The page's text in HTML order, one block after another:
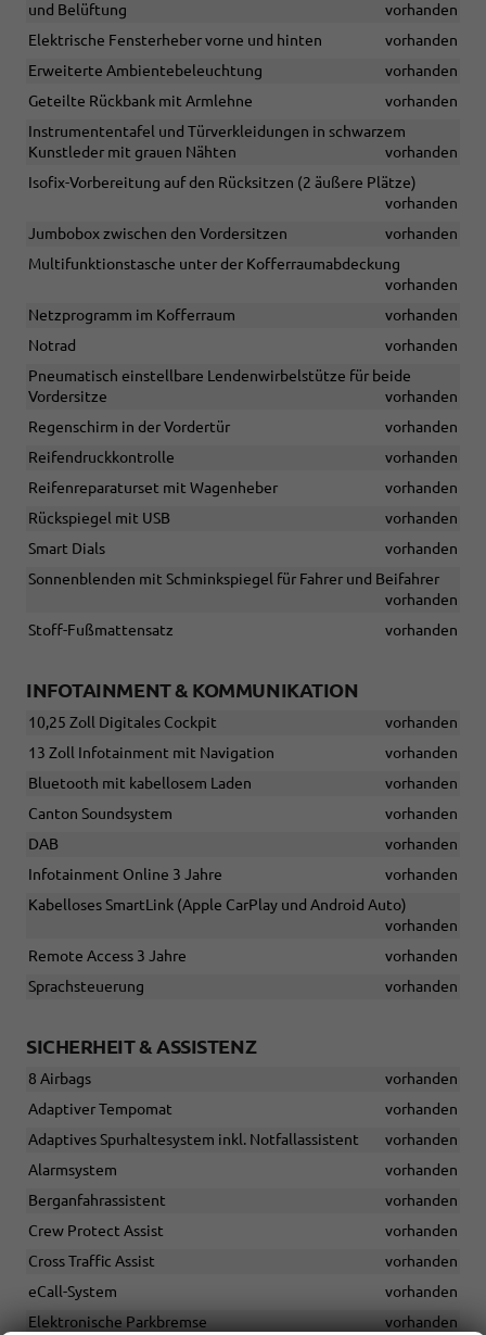
und Belüftung
vorhanden
Elektrische Fensterheber vorne und hinten
vorhanden
Erweiterte Ambientebeleuchtung
vorhanden
Geteilte Rückbank mit Armlehne
vorhanden
Instrumententafel und Türverkleidungen in schwarzem
Kunstleder mit grauen Nähten
vorhanden
Isofix-Vorbereitung auf den Rücksitzen (2 äußere Plätze)
vorhanden
Jumbobox zwischen den Vordersitzen
vorhanden
Multifunktionstasche unter der Kofferraumabdeckung
vorhanden
Netzprogramm im Kofferraum
vorhanden
Notrad
vorhanden
Pneumatisch einstellbare Lendenwirbelstütze für beide
Vordersitze
vorhanden
Regenschirm in der Vordertür
vorhanden
Reifendruckkontrolle
vorhanden
Reifenreparaturset mit Wagenheber
vorhanden
Rückspiegel mit USB
vorhanden
Smart Dials
vorhanden
Sonnenblenden mit Schminkspiegel für Fahrer und Beifahrer
vorhanden
Stoff-Fußmattensatz
vorhanden
INFOTAINMENT & KOMMUNIKATION
10,25 Zoll Digitales Cockpit
vorhanden
13 Zoll Infotainment mit Navigation
vorhanden
Bluetooth mit kabellosem Laden
vorhanden
Canton Soundsystem
vorhanden
DAB
vorhanden
Infotainment Online 3 Jahre
vorhanden
Kabelloses SmartLink (Apple CarPlay und Android Auto)
vorhanden
Remote Access 3 Jahre
vorhanden
Sprachsteuerung
vorhanden
SICHERHEIT & ASSISTENZ
8 Airbags
vorhanden
Adaptiver Tempomat
vorhanden
Adaptives Spurhaltesystem inkl. Notfallassistent
vorhanden
Alarmsystem
vorhanden
Berganfahrassistent
vorhanden
Crew Protect Assist
vorhanden
Cross Traffic Assist
vorhanden
eCall-System
vorhanden
Elektronische Parkbremse
vorhanden